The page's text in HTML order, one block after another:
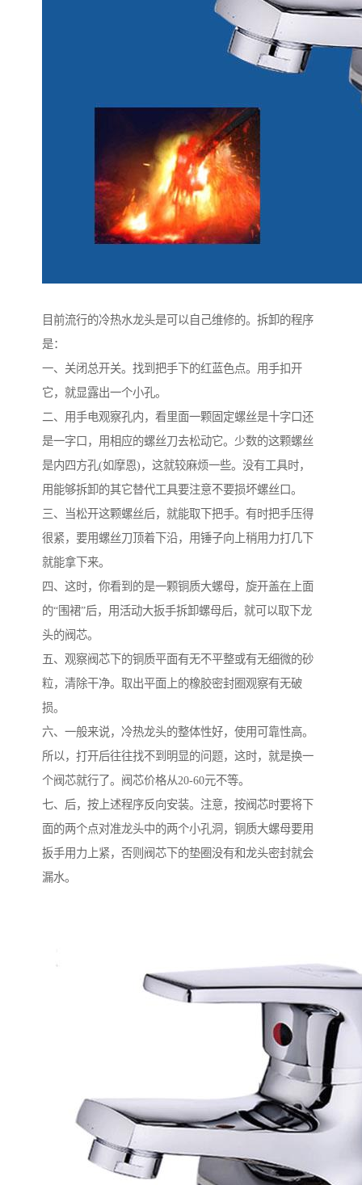
目前流行的冷热水龙头是可以自己维修的。拆卸的程序
是：
一、关闭总开关。找到把手下的红蓝色点。用手扣开
它，就显露出一个小孔。
二、用手电观察孔内，看里面一颗固定螺丝是十字口还
是一字口，用相应的螺丝刀去松动它。少数的这颗螺丝
是内四方孔(如摩恩)，这就较麻烦一些。没有工具时，
用能够拆卸的其它替代工具要注意不要损坏螺丝口。
三、当松开这颗螺丝后，就能取下把手。有时把手压得
很紧，要用螺丝刀顶着下沿，用锤子向上稍用力打几下
就能拿下来。
四、这时，你看到的是一颗铜质大螺母，旋开盖在上面
的“围裙”后，用活动大扳手拆卸螺母后，就可以取下龙
头的阀芯。
五、观察阀芯下的铜质平面有无不平整或有无细微的砂
粒，清除干净。取出平面上的橡胶密封圈观察有无破
损。
六、一般来说，冷热龙头的整体性好，使用可靠性高。
所以，打开后往往找不到明显的问题，这时，就是换一
个阀芯就行了。阀芯价格从20-60元不等。
七、后，按上述程序反向安装。注意，按阀芯时要将下
面的两个点对准龙头中的两个小孔洞，铜质大螺母要用
扳手用力上紧，否则阀芯下的垫圈没有和龙头密封就会
漏水。